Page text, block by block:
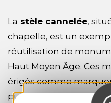
La stèle cannelée,
chapelle, est un
réutilisation de
Haut Moyen Âge. Ces
érigés comme
puissants ou